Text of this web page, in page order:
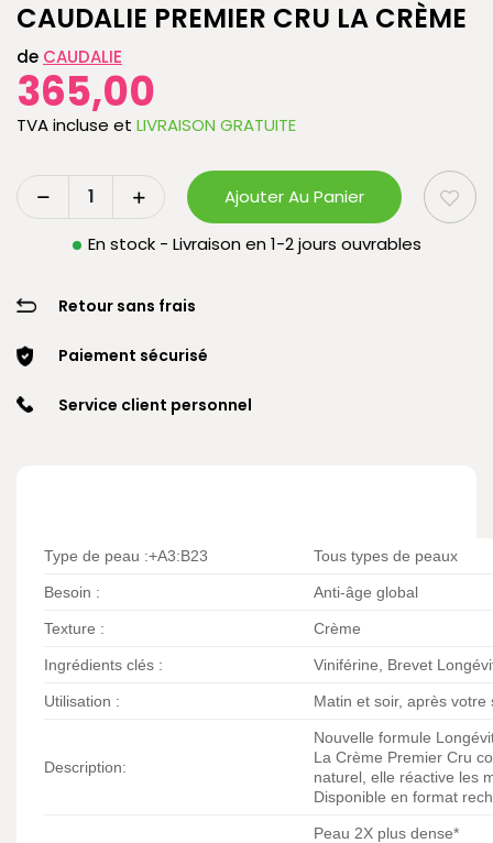
CAUDALIE PREMIER CRU LA CRÈME
de CAUDALIE
365,00
TVA incluse et LIVRAISON GRATUITE
Ajouter Au Panier
En stock - Livraison en 1-2 jours ouvrables
Retour sans frais
Paiement sécurisé
Service client personnel
Type de peau :+A3:B23 Tous types de peaux
Besoin : Anti-âge global
Texture : Crème
Ingrédients clés : Viniférine, Brevet
Utilisation : Matin et soir, après votre
Description:
Nouvelle formule
La Crème Premier Cru
naturel, elle réactive les
Disponible en format
Peau 2X plus dense*